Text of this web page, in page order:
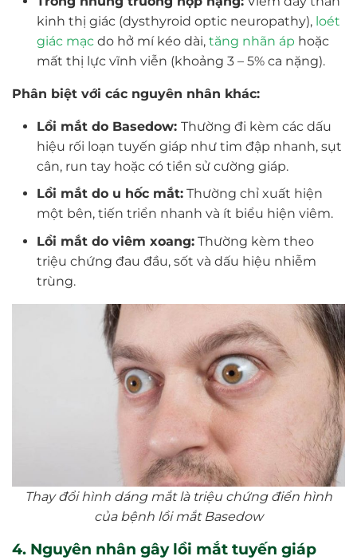
kinh thị giác (dysthyroid optic neuropathy), loét
giác mạcdo hở mí kéo dài, tăng nhãn áp hoặc
mất thị lực vĩnh viễn (khoảng 3 – 5% ca nặng).
Phân biệt với các nguyên nhân khác:
Lồi mắt do Basedow: Thường đi kèm các dấu
hiệu rối loạn tuyến giáp như tim đập nhanh, sụt
cân, run tay hoặc có tiền sử cường giáp.
Lồi mắt do u hốc mắt:Thường chỉ xuất hiện
một bên, tiến triển nhanh và ít biểu hiện viêm.
Lồi mắt do viêm xoang:Thường kèm theo
triệu chứng đau đầu, sốt và dấu hiệu nhiễm
trùng.
Thay đổi hình dáng mắt là triệu chứng điển hình
của bệnh lồi mắt Basedow
4. Nguyên nhân gây lồi mắt tuyến giáp